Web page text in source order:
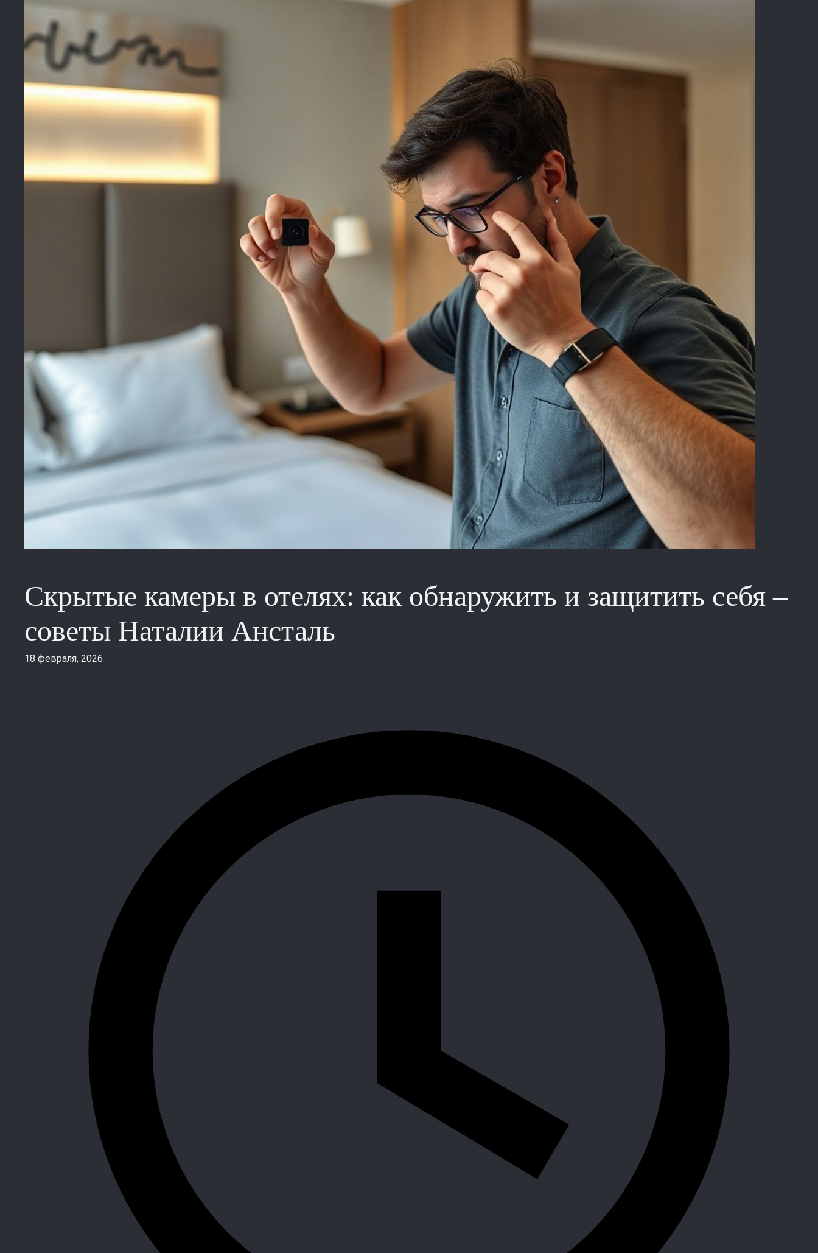
Скрытые камеры в отелях: как обнаружить и защитить себя –
советы Наталии Ансталь
18 февраля, 2026